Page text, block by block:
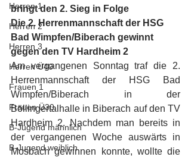
Herren 1
Herren 2
Herren 3
Herren Ü40
Frauen 1
Frauen Ü30
B-Jugend männlich
B-Jugend weiblich
bringt den 2. Sieg in Folge
Die 2. Herrenmannschaft der HSG
Bad Wimpfen/Biberach gewinnt
gegen den TV Hardheim 2
Am vergangenen Sonntag traf die 2.
Herrenmannschaft der HSG Bad
Wimpfen/Biberach in der
Böllingertalhalle in Biberach auf den TV
Hardheim 2. Nachdem man bereits in
der vergangenen Woche auswärts in
Mosbach gewinnen konnte, wollte die